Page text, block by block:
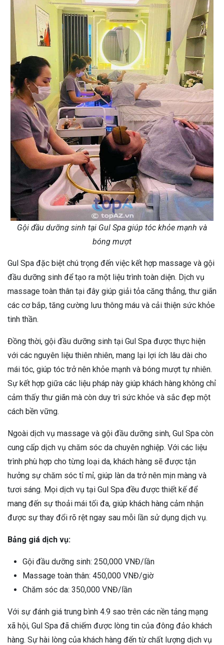
Gội đầu dưỡng sinh tại Gul Spa giúp tóc khỏe mạnh và
bóng mượt
Gul Spa đặc biệt chú trọng đến việc kết hợp massage và gội
đầu dưỡng sinh để tạo ra một liệu trình toàn diện. Dịch vụ
massage toàn thân tại đây giúp giải tỏa căng thẳng, thư giãn
các cơ bắp, tăng cường lưu thông máu và cải thiện sức khỏe
tinh thần.
Đồng thời, gội đầu dưỡng sinh tại Gul Spa được thực hiện
với các nguyên liệu thiên nhiên, mang lại lợi ích lâu dài cho
mái tóc, giúp tóc trở nên khỏe mạnh và bóng mượt tự nhiên.
Sự kết hợp giữa các liệu pháp này giúp khách hàng không chỉ
cảm thấy thư giãn mà còn duy trì sức khỏe và sắc đẹp một
cách bền vững.
Ngoài dịch vụ massage và gội đầu dưỡng sinh, Gul Spa còn
cung cấp dịch vụ chăm sóc da chuyên nghiệp. Với các liệu
trình phù hợp cho từng loại da, khách hàng sẽ được tận
hưởng sự chăm sóc tỉ mỉ, giúp làn da trở nên mịn màng và
tươi sáng. Mọi dịch vụ tại Gul Spa đều được thiết kế để
mang đến sự thoải mái tối đa, giúp khách hàng cảm nhận
được sự thay đổi rõ rệt ngay sau mỗi lần sử dụng dịch vụ.
Bảng giá dịch vụ:
Gội đầu dưỡng sinh: 250,000 VNĐ/lần
Massage toàn thân: 450,000 VNĐ/giờ
Chăm sóc da: 350,000 VNĐ/lần
Với sự đánh giá trung bình 4.9 sao trên các nền tảng mạng
xã hội, Gul Spa đã chiếm được lòng tin của đông đảo khách
hàng. Sự hài lòng của khách hàng đến từ chất lượng dịch vụ